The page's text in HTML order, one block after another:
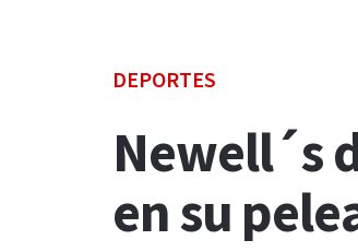
DEPORTES
Newell´s
en su